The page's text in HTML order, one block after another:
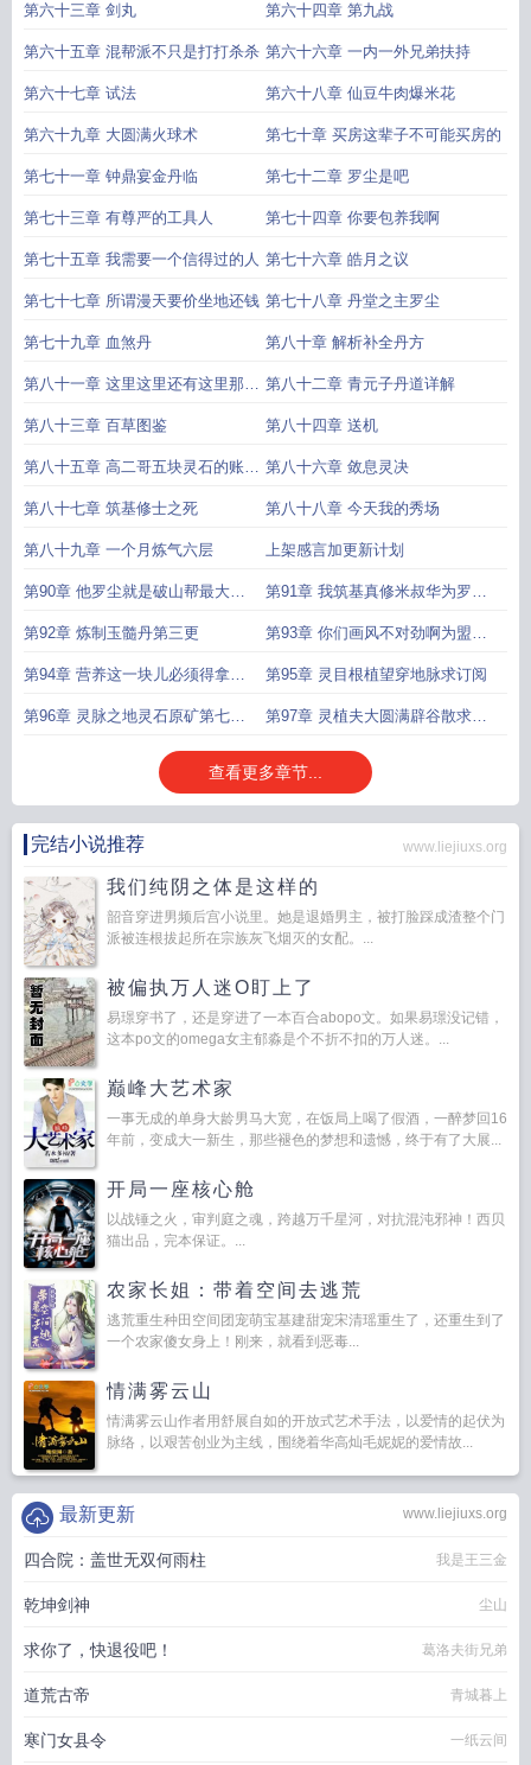
第六十三章 剑丸 第六十四章 第九战
第六十五章 混帮派不只是打打杀杀 第六十六章 一内一外兄弟扶持
第六十七章 试法 第六十八章 仙豆牛肉爆米花
第六十九章 大圆满火球术 第七十章 买房这辈子不可能买房的
第七十一章 钟鼎宴金丹临 第七十二章 罗尘是吧
第七十三章 有尊严的工具人 第七十四章 你要包养我啊
第七十五章 我需要一个信得过的人 第七十六章 皓月之议
第七十七章 所谓漫天要价坐地还钱 第七十八章 丹堂之主罗尘
第七十九章 血煞丹 第八十章 解析补全丹方
第八十一章 这里这里还有这里那里
那里还有那里
第八十二章 青元子丹道详解
第八十三章 百草图鉴 第八十四章 送机
第八十五章 高二哥五块灵石的账我
小罗记下了
第八十六章 敛息灵决
第八十七章 筑基修士之死 第八十八章 今天我的秀场
第八十九章 一个月炼气六层 上架感言加更新计划
第90章 他罗尘就是破山帮最大的
硕鼠第一更
第91章 我筑基真修米叔华为罗尘
护道第二更
第92章 炼制玉髓丹第三更 第93章 你们画风不对劲啊为盟主
滕骨泡面加更
第94章 营养这一块儿必须得拿下
盟主滕骨泡面加更
第95章 灵目根植望穿地脉求订阅
第96章 灵脉之地灵石原矿第七更 第97章 灵植夫大圆满辟谷散求订
阅求月票
查看更多章节...
完结小说推荐 www.liejiuxs.org
我们纯阴之体是这样的
韶音穿进男频后宫小说里。她是退婚男主，被打脸踩成渣整个门
派被连根拔起所在宗族灰飞烟灭的女配。...
被偏执万人迷O盯上了
易璟穿书了，还是穿进了一本百合abopo文。如果易璟没记错，
这本po文的omega女主郁淼是个不折不扣的万人迷。...
巅峰大艺术家
一事无成的单身大龄男马大宽，在饭局上喝了假酒，一醉梦回16
年前，变成大一新生，那些褪色的梦想和遗憾，终于有了大展...
开局一座核心舱
以战锤之火，审判庭之魂，跨越万千星河，对抗混沌邪神！西贝
猫出品，完本保证。...
农家长姐：带着空间去逃荒
逃荒重生种田空间团宠萌宝基建甜宠宋清瑶重生了，还重生到了
一个农家傻女身上！刚来，就看到恶毒...
情满雾云山
情满雾云山作者用舒展自如的开放式艺术手法，以爱情的起伏为
脉络，以艰苦创业为主线，围绕着华高灿毛妮妮的爱情故...
www.liejiuxs.org
最新更新
四合院：盖世无双何雨柱 我是王三金
乾坤剑神 尘山
求你了，快退役吧！ 葛洛夫街兄弟
道荒古帝 青城暮上
寒门女县令 一纸云间